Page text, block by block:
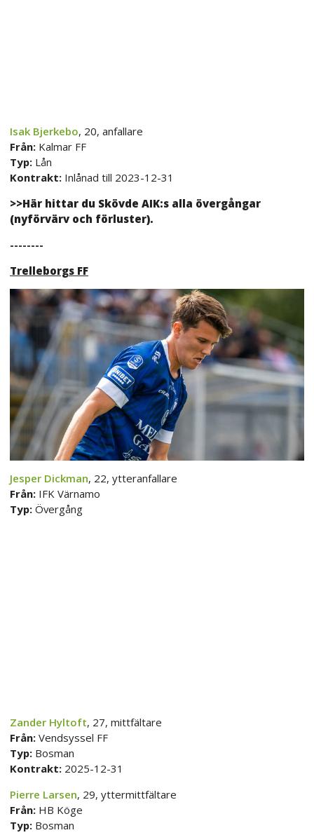
Isak Bjerkebo, 20, anfallare
Från: Kalmar FF
Typ: Lån
Kontrakt: Inlånad till 2023-12-31
>>Här hittar du Skövde AIK:s alla övergångar
(nyförvärv och förluster).
--------
Trelleborgs FF
Jesper Dickman, 22, ytteranfallare
Från: IFK Värnamo
Typ: Övergång
Zander Hyltoft, 27, mittfältare
Från: Vendsyssel FF
Typ: Bosman
Kontrakt: 2025-12-31
Pierre Larsen, 29, yttermittfältare
Från: HB Köge
Typ: Bosman